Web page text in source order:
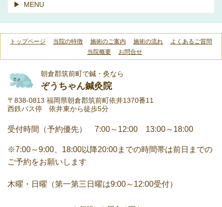
MENU
トップページ 当院の特徴 施術のご案内 施術の流れ
よくあるご質問
当院概要
お問合せ
朝倉郡筑前町で鍼・灸なら
ぞうちゃん鍼灸院
〒838-0813 福岡県朝倉郡筑前町依井1370番11
西鉄バス停 依井東から徒歩5分
受付時間（予約優先） 7:00～12:00 13:00～18:00
※7:00～9:00、18:00以降20:00までの時間帯は前日までの
ご予約をお願いします
木曜・日曜（第一第三日曜は9:00～12:00受付）